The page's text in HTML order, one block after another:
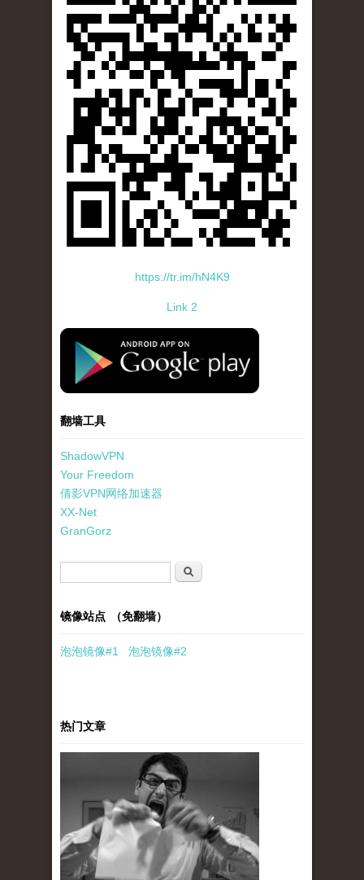
https://tr.im/hN4K9
Link 2
standard-icon-googleplay-app-store.png
翻墙工具
ShadowVPN
Your Freedom
倩影VPN网络加速器
XX-Net
GranGorz
搜索
镜像站点 （免翻墙）
泡泡镜像#1 泡泡镜像#2
热门文章